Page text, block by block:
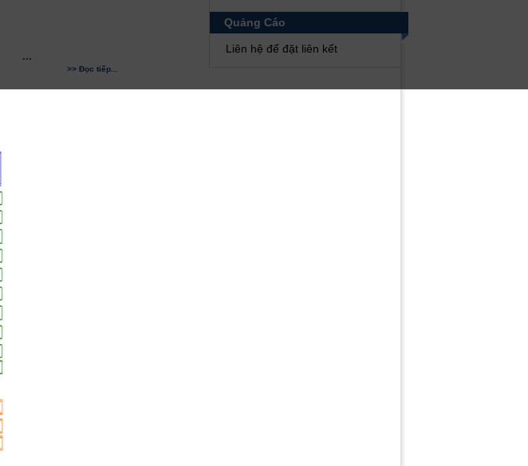
Quảng Cáo
Liên hệ để đặt liên kết
...
>> Đọc tiếp...